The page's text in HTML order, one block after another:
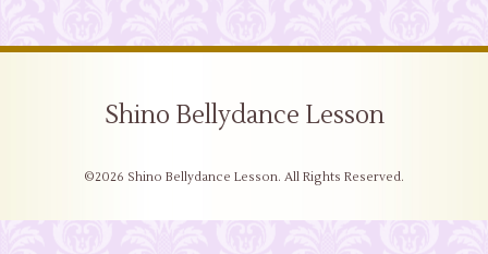
Shino Bellydance Lesson
©2026 Shino Bellydance Lesson. All Rights Reserved.